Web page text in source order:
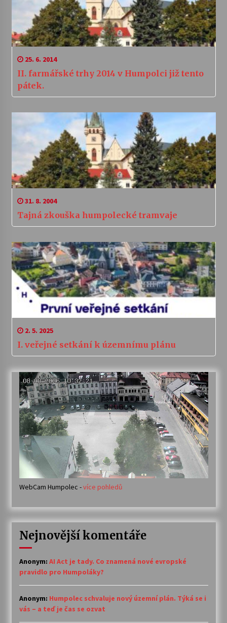
25. 6. 2014
II. farmářské trhy 2014 v Humpolci již tento
pátek.
31. 8. 2004
Tajná zkouška humpolecké tramvaje
2. 5. 2025
I. veřejné setkání k územnímu plánu
WebCam Humpolec -více pohledů
Nejnovější komentáře
Anonym: AI Act je tady. Co znamená nové evropské
pravidlo pro Humpoláky?
Anonym: Humpolec schvaluje nový územní plán. Týká se i
vás – a teď je čas se ozvat